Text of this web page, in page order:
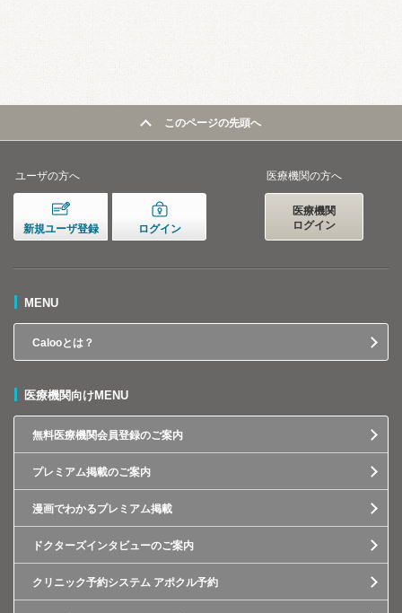
このページの先頭へ
ユーザの方へ
新規ユーザ登録 ログイン
医療機関の方へ
医療機関
ログイン
MENU
Calooとは？
医療機関向けMENU
無料医療機関会員登録のご案内
プレミアム掲載のご案内
漫画でわかるプレミアム掲載
ドクターズインタビューのご案内
クリニック予約システム アポクル予約